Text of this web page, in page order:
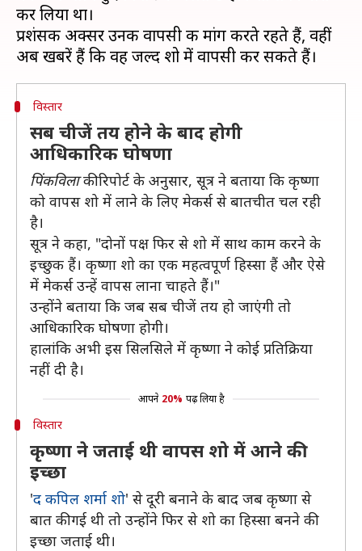
कर लिया था।
प्रशंसक अक्सर उनकी वापसी की मांग करते रहते हैं, वहीं
विस्तार
सब चीजें तय होने के बाद होगी
आधिकारिक घोषणा
पिंकविलाकी रिपोर्ट के अनुसार, सूत्र ने बताया कि कृष्णा
को वापस शो में लाने के लिए मेकर्स से बातचीत चल रही
है।
सूत्र ने कहा, "दोनों पक्ष फिर से शो में साथ काम करने के
इच्छुक हैं। कृष्णा शो का एक महत्वपूर्ण हिस्सा हैं और ऐसे
में मेकर्स उन्हें वापस लाना चाहते हैं।"
उन्होंने बताया कि जब सब चीजें तय हो जाएंगी तो
आधिकारिक घोषणा होगी।
हालांकि अभी इस सिलसिले में कृष्णा ने कोई प्रतिक्रिया
नहीं दी है।
आपने 20% पढ़ लिया है
विस्तार
कृष्णा ने जताई थी वापस शो में आने की
इच्छा
'द कपिल शर्मा शो' से दूरी बनाने के बाद जब कृष्णा से
बात की गई थी तो उन्होंने फिर से शो का हिस्सा बनने की
इच्छा जताई थी।